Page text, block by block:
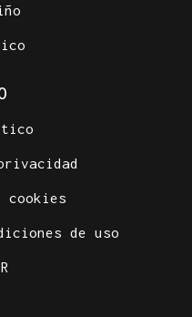
de uso